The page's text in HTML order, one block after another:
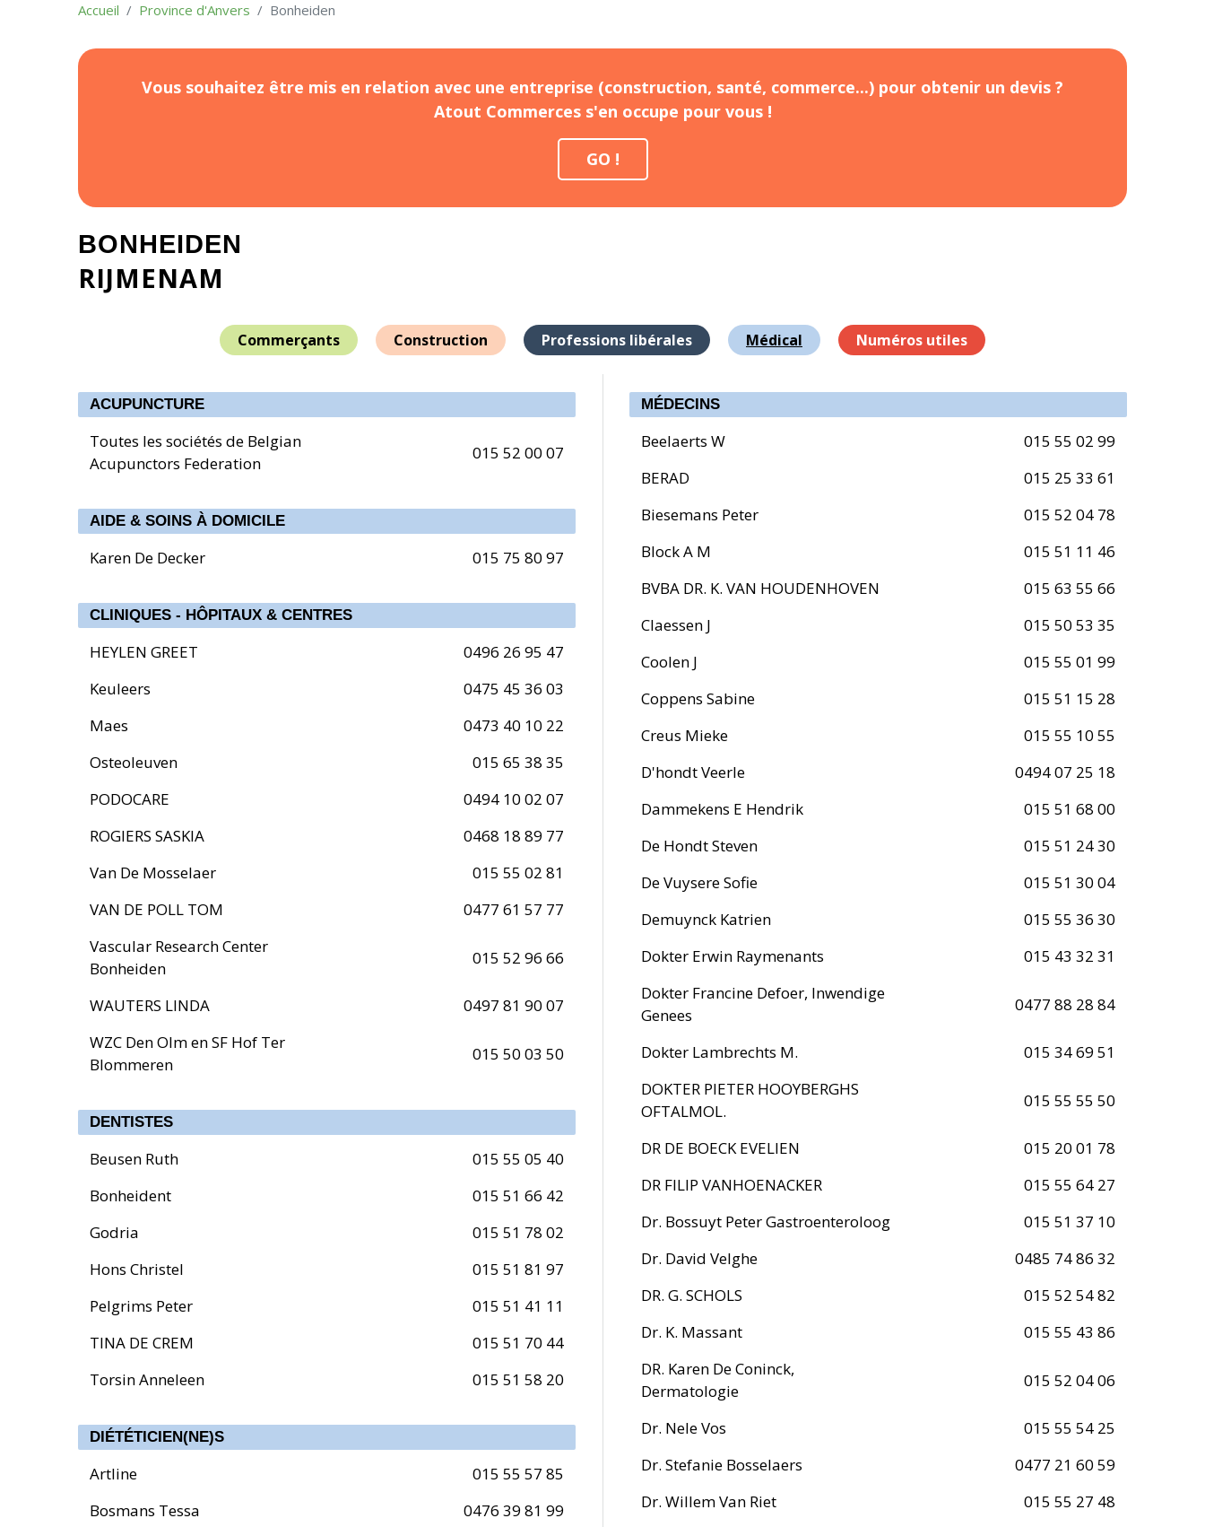
Accueil Province d'Anvers Bonheiden
Vous souhaitez être mis en relation avec une entreprise (construction, santé, commerce...) pour obtenir un devis ?
Atout Commerces s'en occupe pour vous !
GO !
BONHEIDEN
RIJMENAM
Commerçants Construction Professions libérales Médical Numéros utiles
ACUPUNCTURE
Toutes les sociétés de Belgian
Acupunctors Federation
015 52 00 07
AIDE & SOINS À DOMICILE
Karen De Decker 015 75 80 97
CLINIQUES - HÔPITAUX & CENTRES
HEYLEN GREET
0496 26 95 47
Keuleers
0475 45 36 03
Maes
0473 40 10 22
Osteoleuven
015 65 38 35
PODOCARE
0494 10 02 07
ROGIERS SASKIA
0468 18 89 77
Van De Mosselaer
015 55 02 81
VAN DE POLL TOM
0477 61 57 77
Vascular Research Center
Bonheiden
015 52 96 66
WAUTERS LINDA
0497 81 90 07
WZC Den Olm en SF Hof Ter
Blommeren
015 50 03 50
DENTISTES
Beusen Ruth
015 55 05 40
Bonheident
015 51 66 42
Godria
015 51 78 02
Hons Christel
015 51 81 97
Pelgrims Peter
015 51 41 11
TINA DE CREM
015 51 70 44
Torsin Anneleen
015 51 58 20
DIÉTÉTICIEN(NE)S
Artline
015 55 57 85
Bosmans Tessa
0476 39 81 99
MÉDECINS
Beelaerts W
015 55 02 99
BERAD
015 25 33 61
Biesemans Peter
015 52 04 78
Block A M
015 51 11 46
BVBA DR. K. VAN HOUDENHOVEN
015 63 55 66
Claessen J
015 50 53 35
Coolen J
015 55 01 99
Coppens Sabine
015 51 15 28
Creus Mieke
015 55 10 55
D'hondt Veerle
0494 07 25 18
Dammekens E Hendrik
015 51 68 00
De Hondt Steven
015 51 24 30
De Vuysere Sofie
015 51 30 04
Demuynck Katrien
015 55 36 30
Dokter Erwin Raymenants
015 43 32 31
Dokter Francine Defoer, Inwendige
Genees
0477 88 28 84
Dokter Lambrechts M.
015 34 69 51
DOKTER PIETER HOOYBERGHS
OFTALMOL.
015 55 55 50
DR DE BOECK EVELIEN
015 20 01 78
DR FILIP VANHOENACKER
015 55 64 27
Dr. Bossuyt Peter Gastroenteroloog
015 51 37 10
Dr. David Velghe
0485 74 86 32
DR. G. SCHOLS
015 52 54 82
Dr. K. Massant
015 55 43 86
DR. Karen De Coninck,
Dermatologie
015 52 04 06
Dr. Nele Vos
015 55 54 25
Dr. Stefanie Bosselaers
0477 21 60 59
Dr. Willem Van Riet
015 55 27 48